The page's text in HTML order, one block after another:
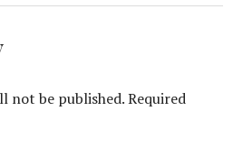
not be published. Required